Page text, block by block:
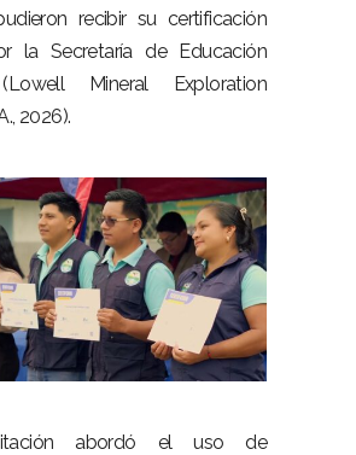
recibir su certificación
la Secretaría de Educación
Mineral Exploration
2026).
abordó el uso de